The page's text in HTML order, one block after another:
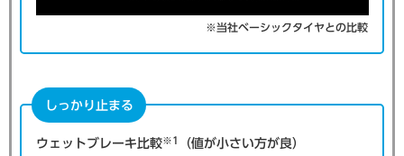
※当社ベーシックタイヤとの比較
しっかり止まる
ウェットブレーキ比較※1 （値が小さい方が良）